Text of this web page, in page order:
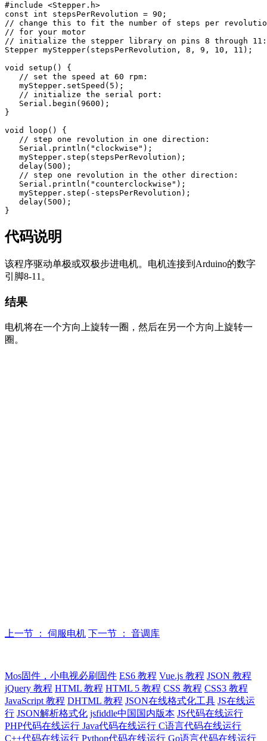
#include <Stepper.h>
const int stepsPerRevolution = 90;
// change this to fit the number of steps per
// for your motor
// initialize the stepper library on pins 8 through 11:
Stepper myStepper(stepsPerRevolution, 8, 9, 10, 11);
void setup() {
   // set the speed at 60 rpm:
   myStepper.setSpeed(5);
   // initialize the serial port:
   Serial.begin(9600);
}
void loop() {
   // step one revolution in one direction:
   Serial.println("clockwise");
   myStepper.step(stepsPerRevolution);
   delay(500);
   // step one revolution in the other direction:
   Serial.println("counterclockwise");
   myStepper.step(-stepsPerRevolution);
   delay(500);
代码说明
该程序驱动单极或双极步进电机。电机连接到Arduino的数字
引脚8-11。
结果
电机将在一个方向上旋转一圈，然后在另一个方向上旋转一
圈。
上一节 ： 伺服电机 下一节 ： 音调库
Mos固件，小电视必刷固件 ES6 教程 Vue.js 教程 JSON 教程
jQuery 教程 HTML 教程 HTML 5 教程 CSS 教程 CSS3 教程
JavaScript 教程 DHTML 教程 JSON在线格式化工具 JS在线运
行 JSON解析格式化 jsfiddle中国国内版本 JS代码在线运行
PHP代码在线运行 Java代码在线运行 C语言代码在线运行
C++代码在线运行 Python代码在线运行 Go语言代码在线运行